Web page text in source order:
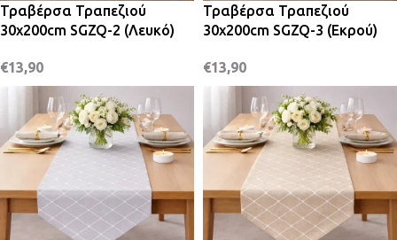
Τραβέρσα Τραπεζιού
30x200cm SGZQ-2 (Λευκό)
€13,90
Τραβέρσα Τραπεζιού
30x200cm SGZQ-3 (Εκρού)
€13,90